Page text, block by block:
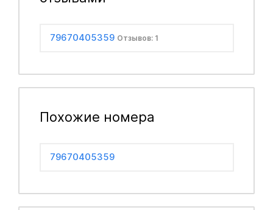
79670405359 Отзывов: 1
Похожие номера
79670405359